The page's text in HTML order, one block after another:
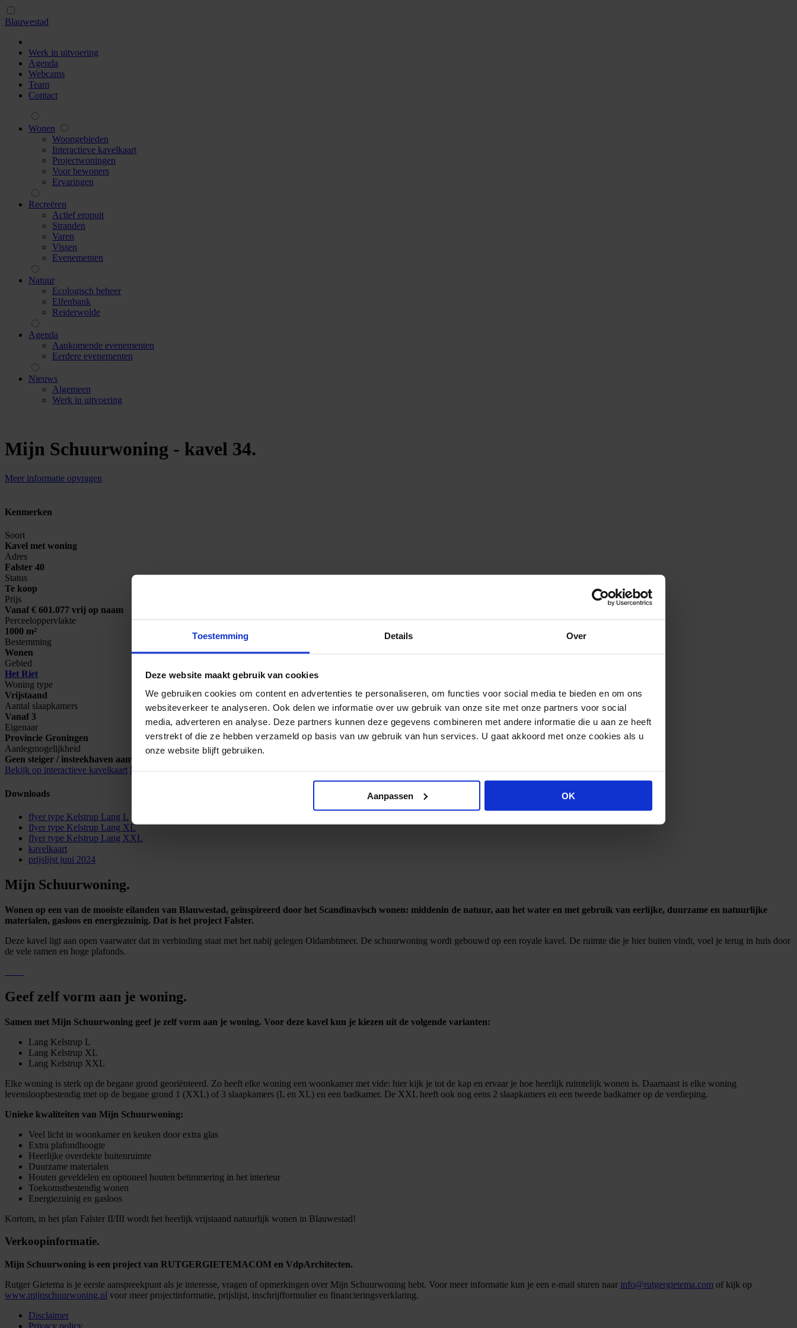
Toestemming Details Over
Deze website maakt gebruik van cookies
We gebruiken cookies om content en advertenties te personaliseren, om functies voor social media te bieden en om ons
websiteverkeer te analyseren. Ook delen we informatie over uw gebruik van onze site met onze partners voor social
media, adverteren en analyse. Deze partners kunnen deze gegevens combineren met andere informatie die u aan ze heeft
verstrekt of die ze hebben verzameld op basis van uw gebruik van hun services. U gaat akkoord met onze cookies als u
onze website blijft gebruiken.
Aanpassen OK
Blauwestad
Werk in uitvoering
Agenda
Webcams
Team
Contact
Wonen
Woongebieden
Interactieve kavelkaart
Projectwoningen
Voor bewoners
Ervaringen
Recreëren
Actief eropuit
Stranden
Varen
Vissen
Evenementen
Natuur
Ecologisch beheer
Elfenbank
Reiderwolde
Agenda
Aankomende evenementen
Eerdere evenementen
Nieuws
Algemeen
Werk in uitvoering
Mijn Schuurwoning - kavel 34.
Meer informatie opvragen
Kenmerken
Soort
Kavel met woning
Adres
Falster 40
Status
Te koop
Prijs
Vanaf € 601.077 vrij op naam
Perceeloppervlakte
1000 m²
Bestemming
Wonen
Gebied
Het Riet
Woning type
Vrijstaand
Aantal slaapkamers
Vanaf 3
Eigenaar
Provincie Groningen
Aanlegmogelijkheid
Geen steiger / insteekhaven aanwezig
Bekijk op interactieve kavelkaart Meer informatie opvragen
Downloads
flyer type Kelstrup Lang L
flyer type Kelstrup Lang XL
flyer type Kelstrup Lang XXL
kavelkaart
prijslijst juni 2024
Mijn Schuurwoning.
Wonen op een van de mooiste eilanden van Blauwestad, geïnspireerd door het Scandinavisch wonen: middenin de natuur, aan het water en met gebruik van eerlijke, duurzame en natuurlijke
materialen, gasloos en energiezuinig. Dat is het project Falster.
Deze kavel ligt aan open vaarwater dat in verbinding staat met het nabij gelegen Oldambtmeer. De schuurwoning wordt gebouwd op een royale kavel. De ruimte die je hier buiten vindt, voel je terug in huis door
de vele ramen en hoge plafonds.
Geef zelf vorm aan je woning.
Samen met Mijn Schuurwoning geef je zelf vorm aan je woning. Voor deze kavel kun je kiezen uit de volgende varianten:
Lang Kelstrup L
Lang Kelstrup XL
Lang Kelstrup XXL
Elke woning is sterk op de begane grond georiënteerd. Zo heeft elke woning een woonkamer met vide: hier kijk je tot de kap en ervaar je hoe heerlijk ruimtelijk wonen is. Daarnaast is elke woning
levensloopbestendig met op de begane grond 1 (XXL) of 3 slaapkamers (L en XL) en een badkamer. De XXL heeft ook nog eens 2 slaapkamers en een tweede badkamer op de verdieping.
Unieke kwaliteiten van Mijn Schuurwoning:
Veel licht in woonkamer en keuken door extra glas
Extra plafondhoogte
Heerlijke overdekte buitenruimte
Duurzame materialen
Houten geveldelen en optioneel houten betimmering in het interieur
Toekomstbestendig wonen
Energiezuinig en gasloos
Kortom, in het plan Falster II/III wordt het heerlijk vrijstaand natuurlijk wonen in Blauwestad!
Verkoopinformatie.
Mijn Schuurwoning is een project van RUTGERGIETEMACOM en VdpArchitecten.
Rutger Gietema is je eerste aanspreekpunt als je interesse, vragen of opmerkingen over Mijn Schuurwoning hebt. Voor meer informatie kun je een e-mail sturen naar info@rutgergietema.com of kijk op
www.mijnschuurwoning.nl voor meer projectinformatie, prijslijst, inschrijfformulier en financieringsverklaring.
Disclaimer
Privacy policy